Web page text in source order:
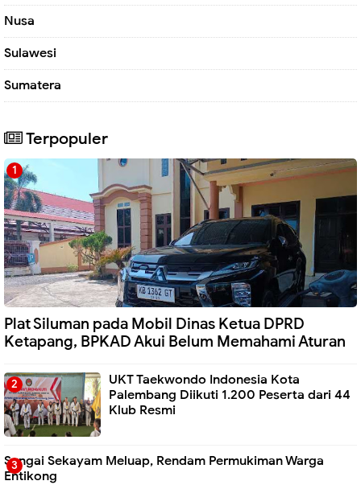
Nusa
Sulawesi
Sumatera
Terpopuler
Plat Siluman pada Mobil Dinas Ketua DPRD
Ketapang, BPKAD Akui Belum Memahami Aturan
UKT Taekwondo Indonesia Kota
Palembang Diikuti 1.200 Peserta dari 44
Klub Resmi
Sungai Sekayam Meluap, Rendam Permukiman Warga
Entikong